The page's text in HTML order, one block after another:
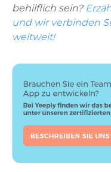
behilflich sein?
und wir verbinden
weltweit!